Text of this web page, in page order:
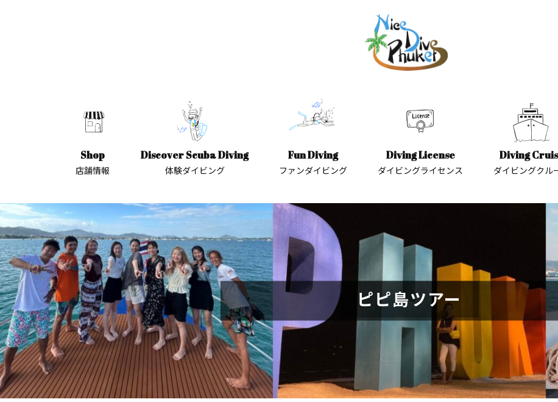
Shop
店舗情報
Discover Scuba Diving
体験ダイビング
Fun Diving
ファンダイビング
Diving License
ダイビングライセンス
Diving
ダイビングクル
ピピ島ツアー